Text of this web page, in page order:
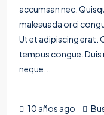
accumsan nec.
malesuada orci
Ut et adipiscing erat.
tempus congue.
neque...
10 años ago